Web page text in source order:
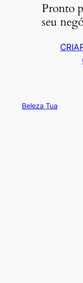
Pronto
seu
Beleza Tua